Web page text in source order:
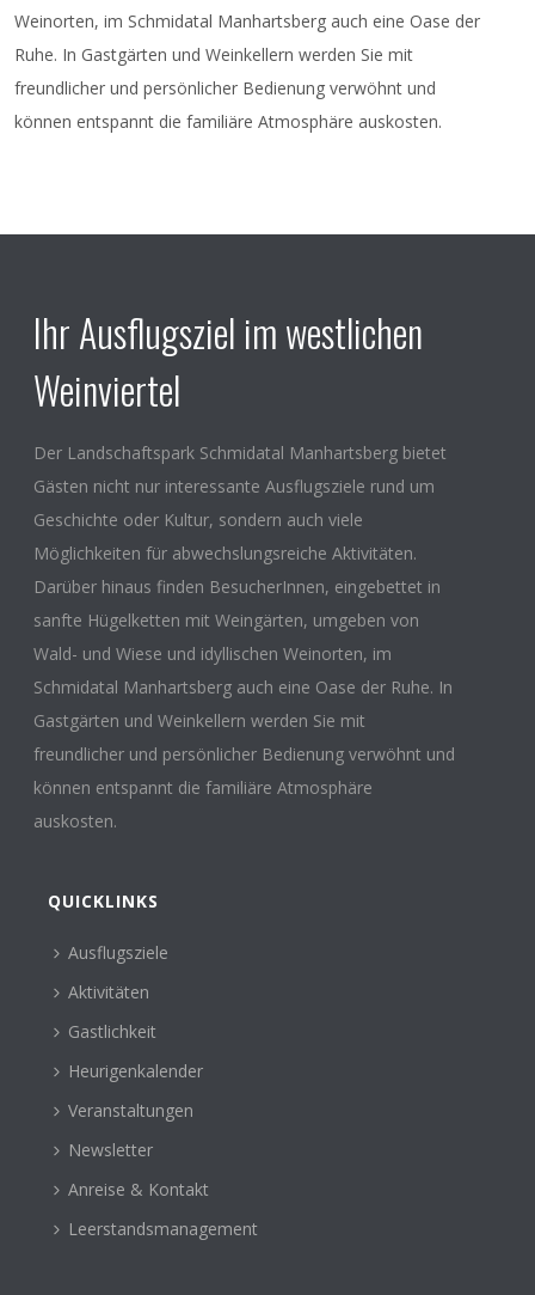
Weinorten, im Schmidatal Manhartsberg auch eine Oase der
Ruhe. In Gastgärten und Weinkellern werden Sie mit
freundlicher und persönlicher Bedienung verwöhnt und
können entspannt die familiäre Atmosphäre auskosten.
Ihr Ausflugsziel im westlichen
Weinviertel
Der Landschaftspark Schmidatal Manhartsberg bietet
Gästen nicht nur interessante Ausflugsziele rund um
Geschichte oder Kultur, sondern auch viele
Möglichkeiten für abwechslungsreiche Aktivitäten.
Darüber hinaus finden BesucherInnen, eingebettet in
sanfte Hügelketten mit Weingärten, umgeben von
Wald- und Wiese und idyllischen Weinorten, im
Schmidatal Manhartsberg auch eine Oase der Ruhe. In
Gastgärten und Weinkellern werden Sie mit
freundlicher und persönlicher Bedienung verwöhnt und
können entspannt die familiäre Atmosphäre
auskosten.
QUICKLINKS
Ausflugsziele
Aktivitäten
Gastlichkeit
Heurigenkalender
Veranstaltungen
Newsletter
Anreise & Kontakt
Leerstandsmanagement